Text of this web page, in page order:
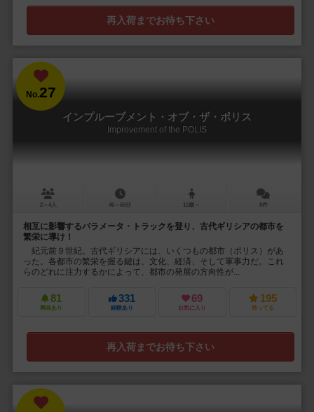
再入荷までお待ち下さい
No.27
インプルーブメント・オブ・ザ・ポリス
Improvement of the POLIS
2～4人 45～60分 12歳～ 8件
相互に影響するパラメータ・トラックを登り、古代ギリシアの都市を
繁栄に導け！
紀元前９世紀。古代ギリシアには、いくつもの都市（ポリス）があ
った。各都市の繁栄を握る鍵は、文化、経済、そして軍事力だ。これ
らのどれに注力するかによって、都市の発展の方向性が...
81
興味あり
331
経験あり
69
お気に入り
195
持ってる
再入荷までお待ち下さい